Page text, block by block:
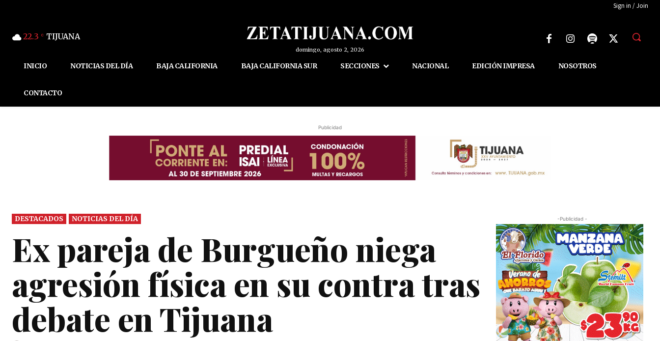
Sign in / Join
22.3 C TIJUANA
domingo, agosto 2, 2026
INICIO NOTICIAS DEL DÍA BAJA CALIFORNIA BAJA CALIFORNIA SUR SECCIONES NACIONAL EDICIÓN IMPRESA NOSOTROS
CONTACTO
Publicidad
DESTACADOS NOTICIAS DEL DÍA
Ex pareja de Burgueño niega
agresión física en su contra tras
debate en Tijuana
-Publicidad -